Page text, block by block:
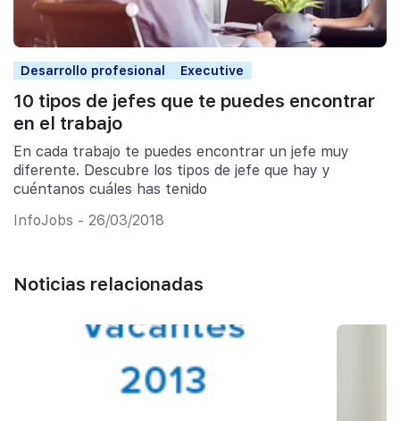
Desarrollo profesional Executive
10 tipos de jefes que te puedes encontrar
en el trabajo
En cada trabajo te puedes encontrar un jefe muy
diferente. Descubre los tipos de jefe que hay y
cuéntanos cuáles has tenido
InfoJobs - 26/03/2018
Noticias relacionadas